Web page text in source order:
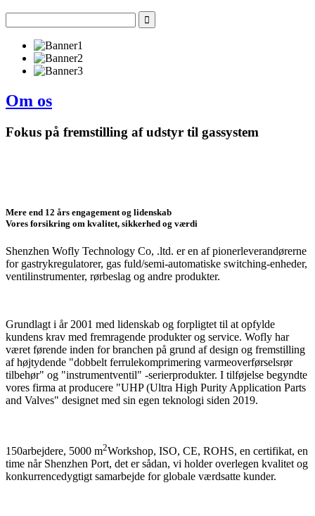
Om os
Fokus på fremstilling af udstyr til gassystem
Mere end 12 års engagement og lidenskab
Vores forsikring om kvalitet, sikkerhed og værdi
Shenzhen Wofly Technology Co, .ltd. er en af ​​pionerleverandørerne
for gastrykregulatorer, gas fuld/semi-automatiske switching-enheder,
ventilinstrumenter, rørbeslag og andre produkter.
Grundlagt i år 2001 med lidenskab og forpligtet til at opfylde
kundens krav med fremragende produkter og service. Wofly har
været førende inden for branchen på grund af design og fremstilling
af højtydende "dobbelt ferrulekomprimering varmeoverførselsrør
tilbehør" og "instrumentventil" -serierprodukter. I tilføjelse begyndte
vores firma at producere "UHP (Ultra High Purity Application Parts
and Valves" designet med sin egen teknologi siden 2019.
150arbejdere, 5000 m2Workshop, ISO, CE, ROHS, en certifikat, en
time når Shenzhen Port, det er sådan, vi holder overlegen kvalitet og
konkurrencedygtigt samarbejde for globale værdsatte kunder.